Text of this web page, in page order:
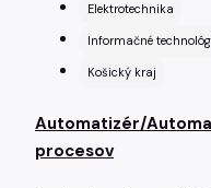
Elektrotechnika
Informačné
Košický kraj
Automatizér/
procesov